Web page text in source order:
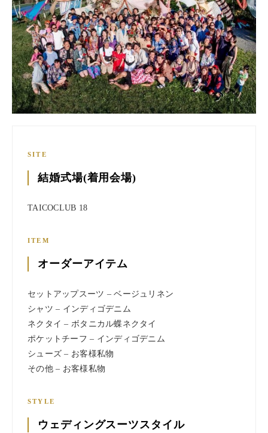
SITE
結婚式場(着用会場)
TAICOCLUB 18
ITEM
オーダーアイテム
セットアップスーツ – ベージュリネン
シャツ – インディゴデニム
ネクタイ – ボタニカル蝶ネクタイ
ポケットチーフ – インディゴデニム
シューズ – お客様私物
その他 – お客様私物
STYLE
ウェディングスーツスタイル